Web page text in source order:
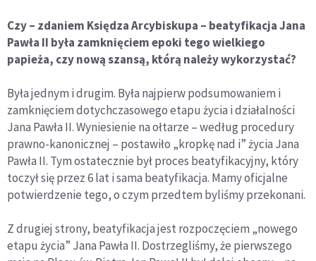
Czy – zdaniem Księdza Arcybiskupa – beatyfikacja Jana
Pawła II była zamknięciem epoki tego wielkiego
papieża, czy nową szansą, którą należy wykorzystać?
Była jednym i drugim. Była najpierw podsumowaniem i
zamknięciem dotychczasowego etapu życia i działalności
Jana Pawła II. Wyniesienie na ołtarze – według procedury
prawno-kanonicznej – postawiło „kropkę nad i” życia Jana
Pawła II. Tym ostatecznie był proces beatyfikacyjny, który
toczył się przez 6 lat i sama beatyfikacja. Mamy oficjalne
potwierdzenie tego, o czym przedtem byliśmy przekonani.
Z drugiej strony, beatyfikacja jest rozpoczęciem „nowego
etapu życia” Jana Pawła II. Dostrzegliśmy, że pierwszego